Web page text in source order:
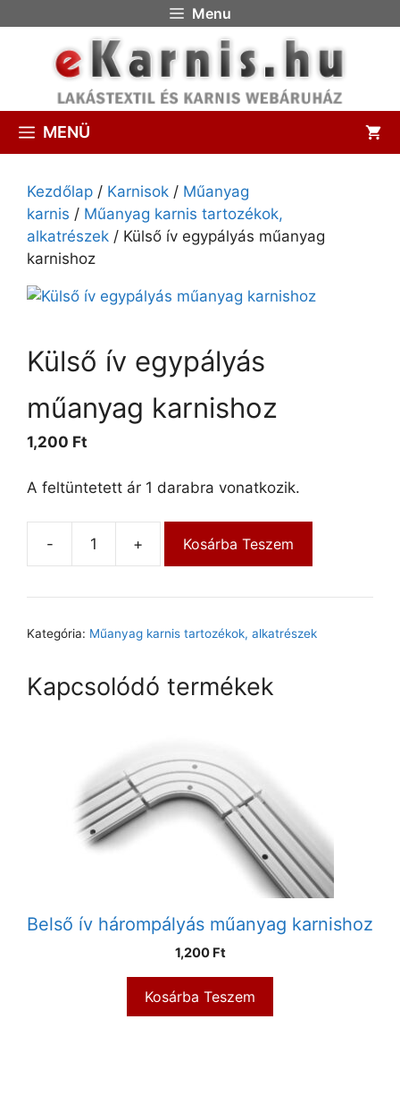
Menu
MENÜ
Kezdőlap / Karnisok / Műanyag
karnis / Műanyag karnis tartozékok,
alkatrészek / Külső ív egypályás műanyag
karnishoz
Külső ív egypályás
műanyag karnishoz
1,200 Ft
A feltüntetett ár 1 darabra vonatkozik.
- + Kosárba Teszem
Kategória: Műanyag karnis tartozékok, alkatrészek
Kapcsolódó termékek
Belső ív hárompályás műanyag karnishoz
1,200 Ft
Kosárba Teszem